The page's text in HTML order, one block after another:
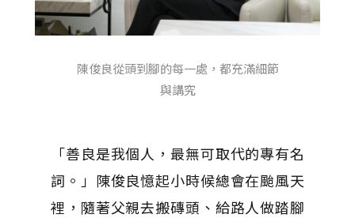
陳俊良從頭到腳的每一處，都充滿細節
與講究
「善良是我個人，最無可取代的專有名
詞。」陳俊良憶起小時候總會在颱風天
裡，隨著父親去搬磚頭、給路人做踏腳